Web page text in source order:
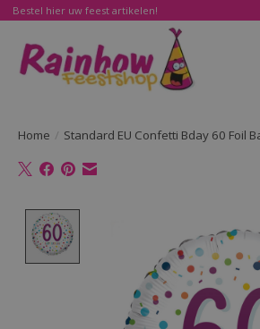
Bestel hier uw feest artikelen!
Home / Standard EU Confetti Bday 60 Foil